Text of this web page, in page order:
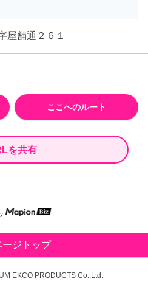
屋舗通２６１
ここへのルート
を共有
ージトップ
EKCO PRODUCTS Co.,Ltd.